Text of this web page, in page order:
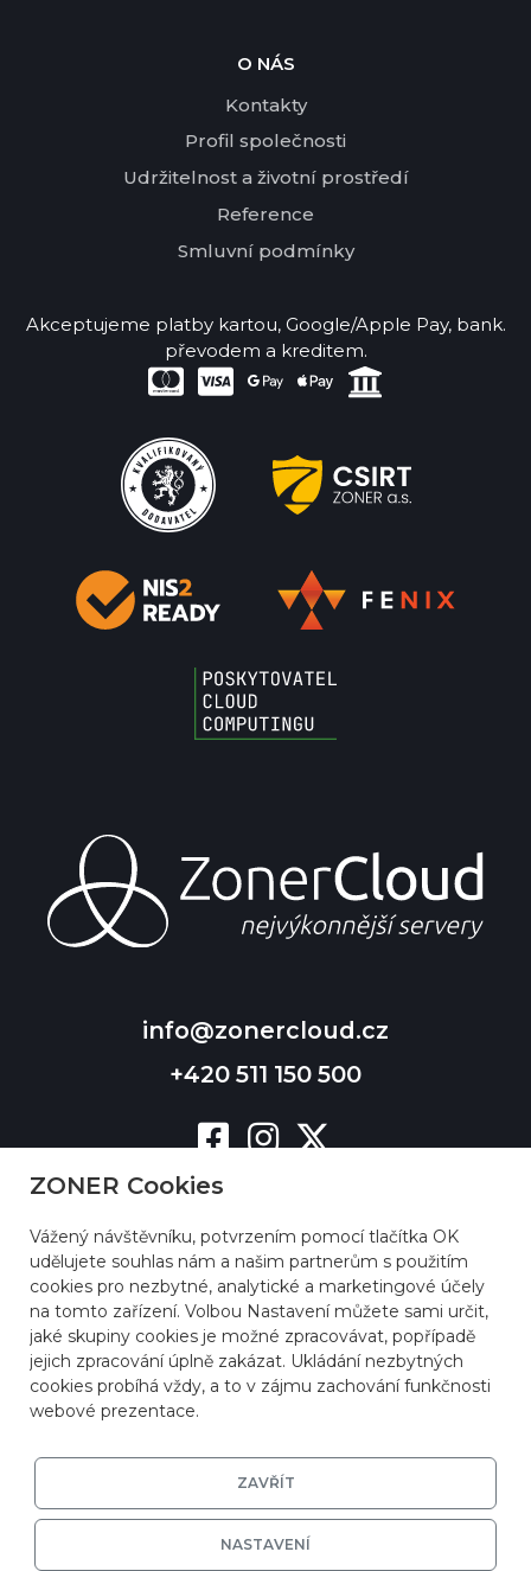
info@zonercloud.cz
+420 511 150 500
O NÁS
Kontakty
Profil společnosti
Udržitelnost a životní prostředí
Reference
Smluvní podmínky
Akceptujeme platby kartou, Google/Apple Pay, bank.
převodem a kreditem.
ZONER Cookies
Vážený návštěvníku, potvrzením pomocí tlačítka OK
udělujete souhlas nám a našim partnerům s použitím
cookies pro nezbytné, analytické a marketingové účely
na tomto zařízení. Volbou Nastavení můžete sami určit,
jaké skupiny cookies je možné zpracovávat, popřípadě
jejich zpracování úplně zakázat. Ukládání nezbytných
cookies probíhá vždy, a to v zájmu zachování funkčnosti
webové prezentace.
ZAVŘÍT
NASTAVENÍ